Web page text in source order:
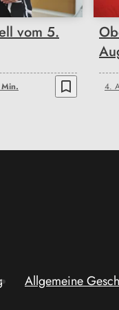
vom 5.
bookmark_border 4.
Allgemeine